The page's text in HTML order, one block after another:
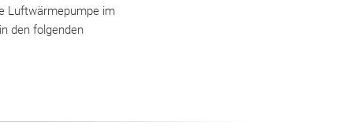
Luftwärmepumpe im
den folgenden